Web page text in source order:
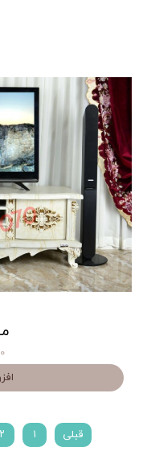
قبلی ۱ ۲